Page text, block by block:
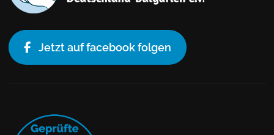
Jetzt auf facebook folgen